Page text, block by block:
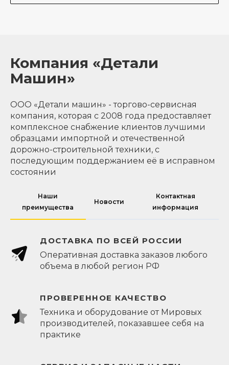
Компания «Детали
Машин»
ООО «Детали машин» - торгово-сервисная
компания, которая с 2008 года предоставляет
комплексное снабжение клиентов лучшими
образцами импортной и отечественной
дорожно-строительной техники, с
последующим поддержанием её в исправном
состоянии
Наши
преимущества
Новости
Контактная
информация
ДОСТАВКА ПО ВСЕЙ РОССИИ
Оперативная доставка заказов любого
объема в любой регион РФ
ПРОВЕРЕННОЕ КАЧЕСТВО
Техника и оборудование от Мировых
производителей, показавшее себя на
практике